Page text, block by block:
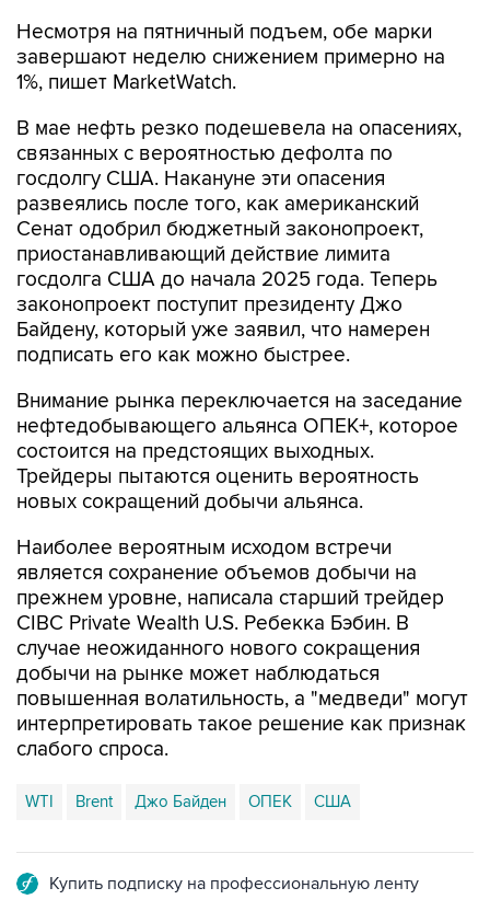
Несмотря на пятничный подъем, обе марки
завершают неделю снижением примерно на
1%, пишет MarketWatch.
В мае нефть резко подешевела на опасениях,
связанных с вероятностью дефолта по
госдолгу США. Накануне эти опасения
развеялись после того, как американский
Сенат одобрил бюджетный законопроект,
приостанавливающий действие лимита
госдолга США до начала 2025 года. Теперь
законопроект поступит президенту Джо
Байдену, который уже заявил, что намерен
подписать его как можно быстрее.
Внимание рынка переключается на заседание
нефтедобывающего альянса ОПЕК+, которое
состоится на предстоящих выходных.
Трейдеры пытаются оценить вероятность
новых сокращений добычи альянса.
Наиболее вероятным исходом встречи
является сохранение объемов добычи на
прежнем уровне, написала старший трейдер
CIBC Private Wealth U.S. Ребекка Бэбин. В
случае неожиданного нового сокращения
добычи на рынке может наблюдаться
повышенная волатильность, а "медведи" могут
интерпретировать такое решение как признак
слабого спроса.
WTI Brent Джо Байден ОПЕК США
Купить подписку на профессиональную ленту